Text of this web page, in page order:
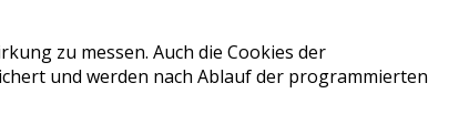
zu messen. Auch die Cookies der
und werden nach Ablauf der programmierten